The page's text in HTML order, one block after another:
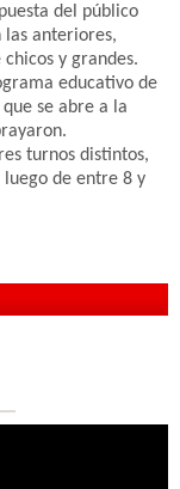
del público
las anteriores,
y grandes.
educativo de
se abre a la
turnos distintos,
de entre 8 y